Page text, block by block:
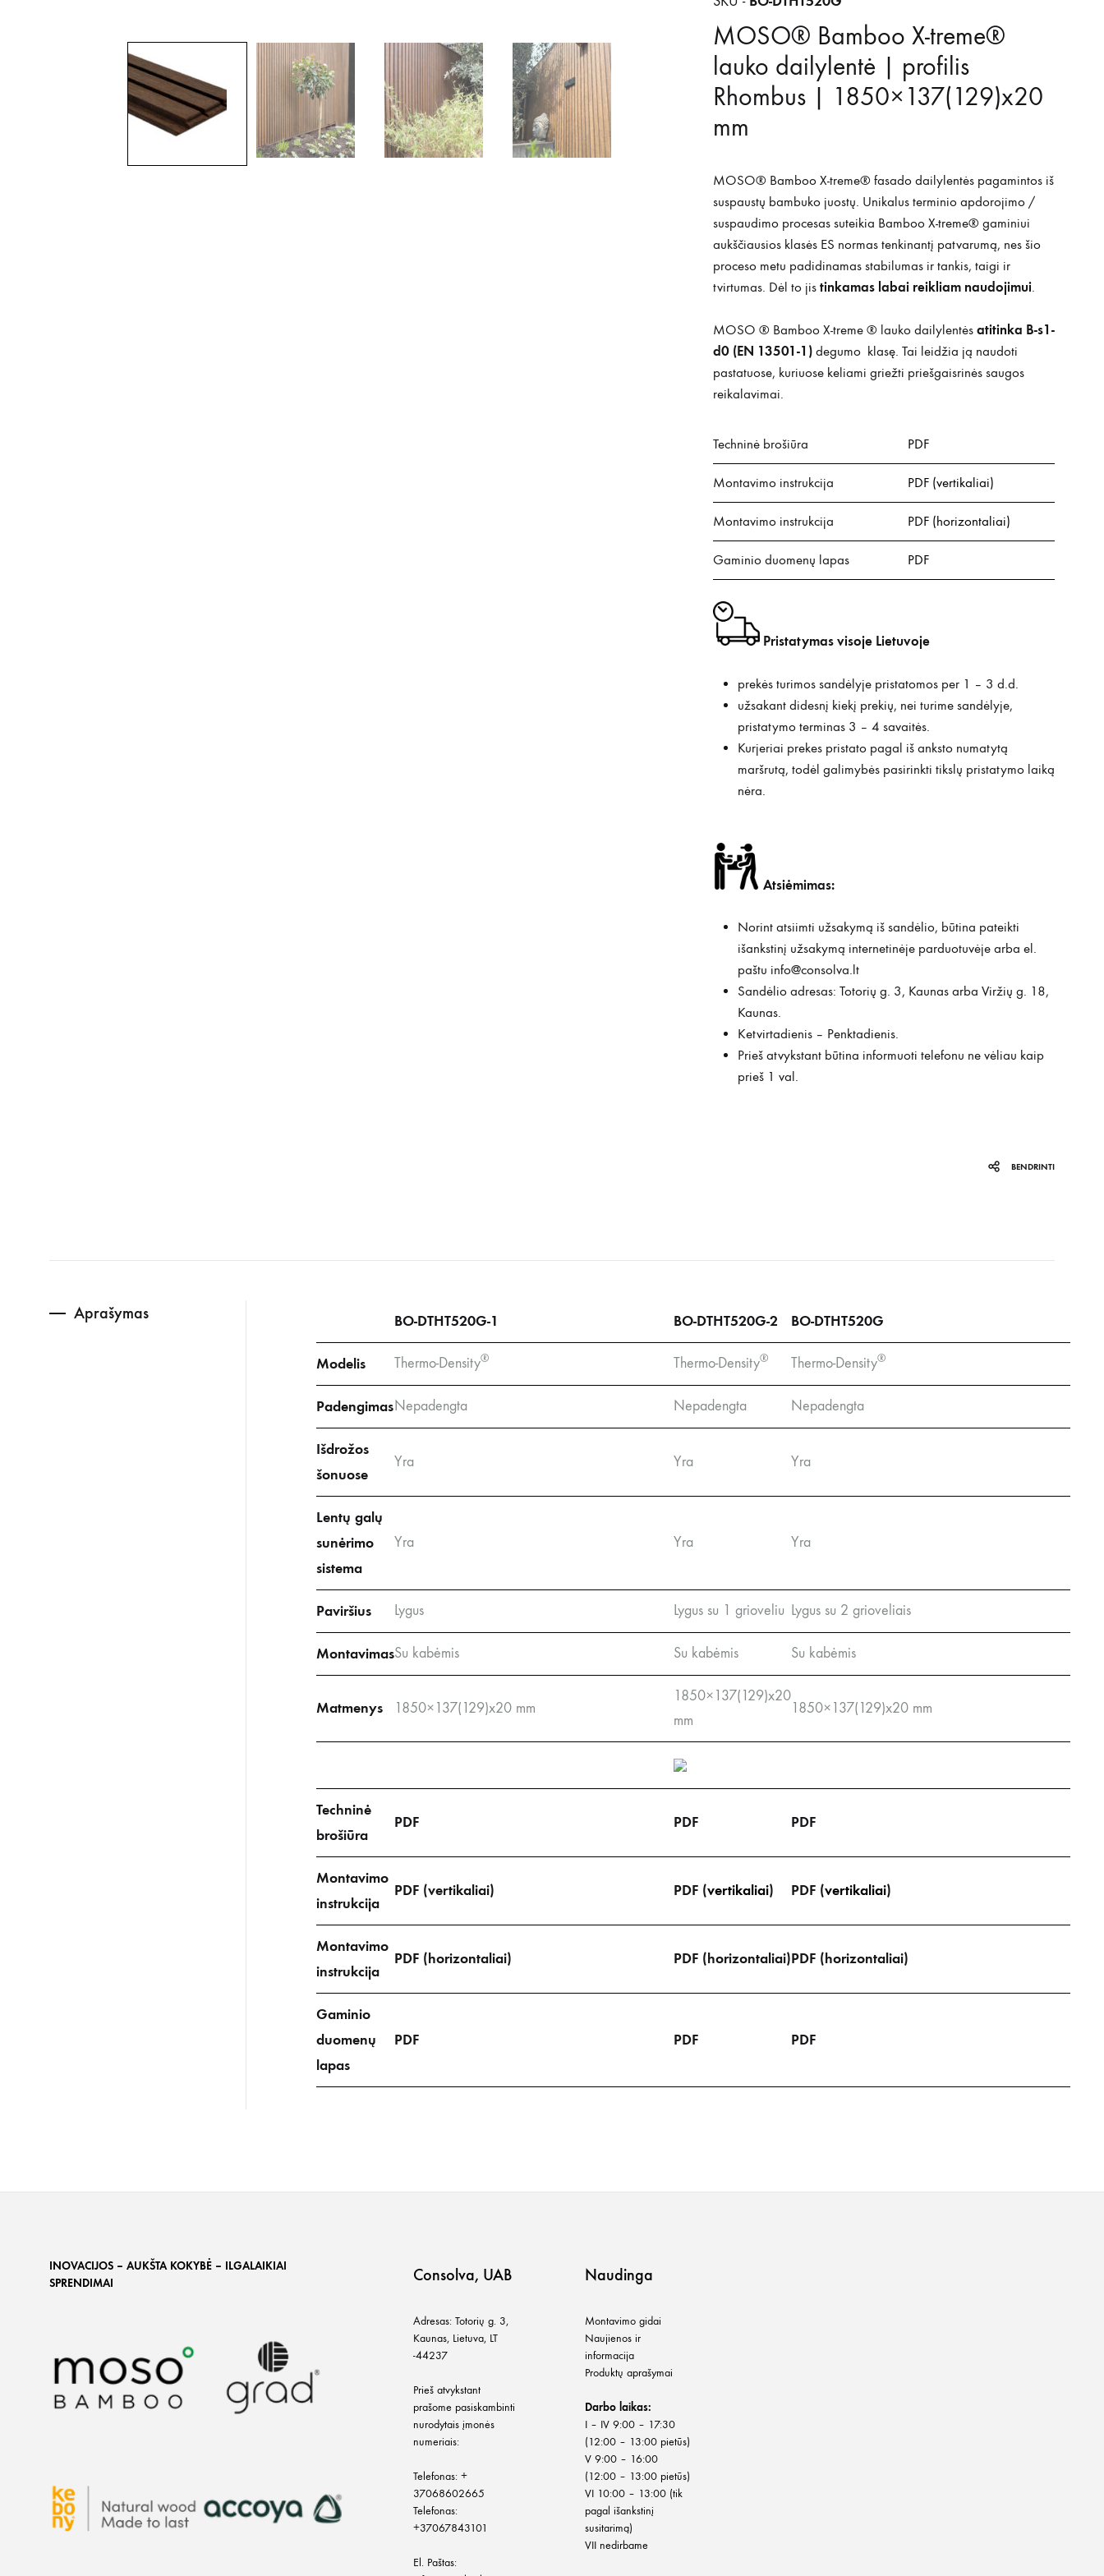
MOSO® Bamboo X-treme®
lauko dailylentė | profilis
Rhombus | 1850×137(129)x20
mm
MOSO® Bamboo X-treme® fasado dailylentės pagamintos iš
suspaustų bambuko juostų. Unikalus terminio apdorojimo /
suspaudimo procesas suteikia Bamboo X-treme® gaminiui
aukščiausios klasės ES normas tenkinantį patvarumą, nes šio
proceso metu padidinamas stabilumas ir tankis, taigi ir
tvirtumas. Dėl to jis tinkamas labai reikliam naudojimui.
MOSO ® Bamboo X-treme ® lauko dailylentės atitinka B-s1-
d0 (EN 13501-1)degumo klasę. Tai leidžia ją naudoti
pastatuose, kuriuose keliami griežti priešgaisrinės saugos
reikalavimai.
Techninė brošiūra PDF
Montavimo instrukcija PDF (vertikaliai)
Montavimo instrukcija PDF (horizontaliai)
Gaminio duomenų lapas PDF
Pristatymas visoje Lietuvoje
prekės turimos sandėlyje pristatomos per 1 – 3 d.d.
užsakant didesnį kiekį prekių, nei turime sandėlyje,
pristatymo terminas 3 – 4 savaitės.
Kurjeriai prekes pristato pagal iš anksto numatytą
maršrutą, todėl galimybės pasirinkti tikslų pristatymo laiką
nėra.
Atsiėmimas:
Norint atsiimti užsakymą iš sandėlio, būtina pateikti
išankstinį užsakymą internetinėje parduotuvėje arba el.
paštu info@consolva.lt
Sandėlio adresas: Totorių g. 3, Kaunas arba Viržių g. 18,
Kaunas.
Ketvirtadienis – Penktadienis.
Prieš atvykstant būtina informuoti telefonu ne vėliau kaip
prieš 1 val.
BENDRINTI
Aprašymas BO-DTHT520G-1 BO-DTHT520G-2 BO-DTHT520G
Modelis Thermo-Density® Thermo-Density® Thermo-Density®
PadengimasNepadengta Nepadengta Nepadengta
Išdrožos
šonuose
Yra Yra Yra
Lentų galų
sunėrimo
sistema
Yra Yra Yra
Paviršius Lygus Lygus su 1 grioveliu Lygus su 2 grioveliais
MontavimasSu kabėmis Su kabėmis Su kabėmis
Matmenys 1850×137(129)x20 mm
1850×137(129)x20
mm
1850×137(129)x20 mm
Techninė
brošiūra
PDF PDF PDF
Montavimo
instrukcija
PDF (vertikaliai) PDF (vertikaliai) PDF (vertikaliai)
Montavimo
instrukcija
PDF (horizontaliai) PDF (horizontaliai)PDF (horizontaliai)
Gaminio
duomenų
lapas
PDF PDF PDF
INOVACIJOS – AUKŠTA KOKYBĖ – ILGALAIKIAI
SPRENDIMAI
Consolva, UAB
Adresas: Totorių g. 3,
Kaunas, Lietuva, LT
-44237
Prieš atvykstant
prašome pasiskambinti
nurodytais įmonės
numeriais:
Telefonas: +
37068602665
Telefonas:
+37067843101
El. Paštas:
Naudinga
Montavimo gidai
Naujienos ir
informacija
Produktų aprašymai
Darbo laikas:
I – IV 9:00 – 17:30
(12:00 – 13:00 pietūs)
V 9:00 – 16:00
(12:00 – 13:00 pietūs)
VI 10:00 – 13:00 (tik
pagal išankstinį
susitarimą)
VII nedirbame